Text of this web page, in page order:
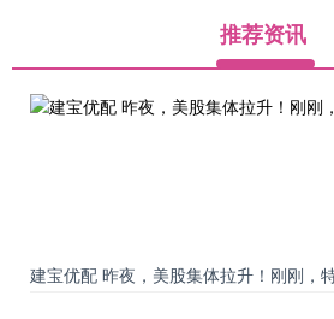
推荐资讯
建宝优配 昨夜，美股集体拉升！刚刚，